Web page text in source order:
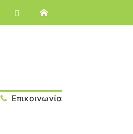
Επικοινωνία